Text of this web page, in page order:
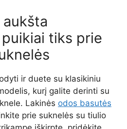
aukšta
tiks prie
ir duete su klasikiniu
kurį galite derinti su
Lakinės odos basutės
prie suknelės su tiulio